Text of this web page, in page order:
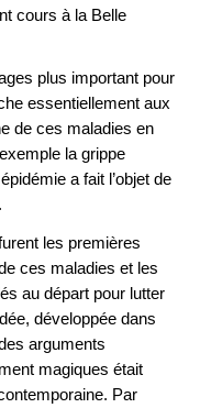
cours à la Belle
plus important pour
essentiellement aux
de ces maladies en
la grippe
a fait l’objet de
les premières
ces maladies et les
au départ pour lutter
développée dans
arguments
magiques était
Par